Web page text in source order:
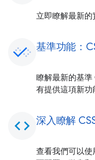
立即瞭解最新的
基準功能：
瞭解最新的基準
有提供這項新功
code 深入瞭解
查看我們可以使